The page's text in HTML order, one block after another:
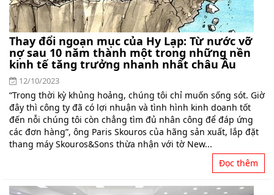
Thay đổi ngoạn mục của Hy Lạp: Từ nước vỡ
nợ sau 10 năm thành một trong những nền
kinh tế tăng trưởng nhanh nhất châu Âu
12/10/2023
“Trong thời kỳ khủng hoảng, chúng tôi chỉ muốn sống sót. Giờ
đây thì công ty đã có lợi nhuận và tình hình kinh doanh tốt
đến nỗi chúng tôi còn chẳng tìm đủ nhân công để đáp ứng
các đơn hàng”, ông Paris Skouros của hãng sản xuất, lắp đặt
thang máy Skouros&Sons thừa nhận với tờ New...
Đọc thêm